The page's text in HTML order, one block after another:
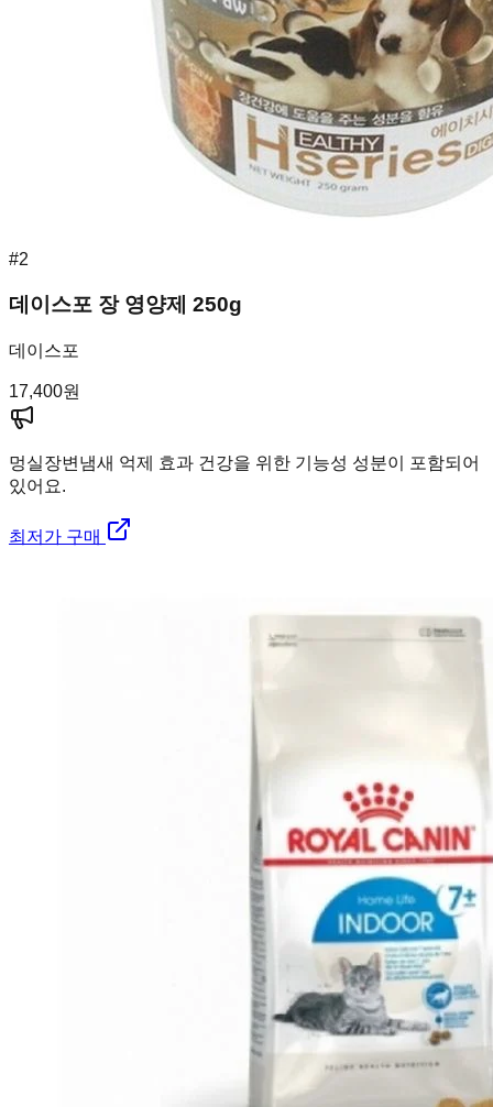
#2
데이스포 장 영양제 250g
데이스포
17,400원
멍실장변냄새 억제 효과 건강을 위한 기능성 성분이 포함되어
있어요.
최저가 구매